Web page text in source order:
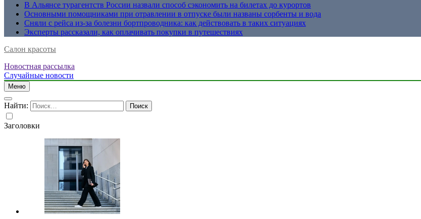
В Альянсе турагентств России назвали способ сэкономить на билетах до курортов
Основными помощниками при отравлении в отпуске были названы сорбенты и вода
Сняли с рейса из-за болезни бортпроводника: как действовать в таких ситуациях
Эксперты рассказали, как оплачивать покупки в путешествиях
Салон красоты
Новостная рассылка
Случайные новости
Меню
Найти:
Заголовки